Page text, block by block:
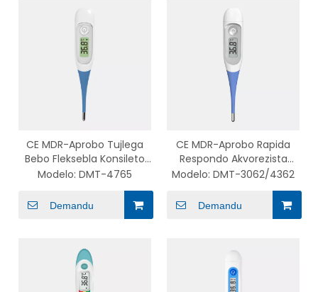
CE MDR-Aprobo Tujlega
Bebo Fleksebla Konsileto
Elektronika Termometro
Modelo: DMT-4765
Demandu
CE MDR-Aprobo Rapida
Respondo Akvorezista
Fleksebla Cifereca
Termometro por Infanoj
Modelo: DMT-3062/4362
Demandu